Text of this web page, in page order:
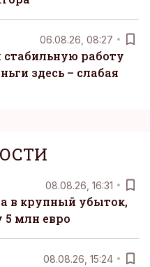
06.08.26, 08:27
работу
здесь – слабая
08.08.26, 16:31
в крупный убыток,
5 млн евро
08.08.26, 15:24